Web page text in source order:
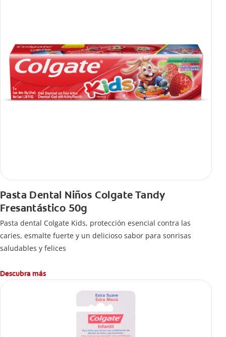
Pasta Dental Niños Colgate Tandy
Fresantástico 50g
Pasta dental Colgate Kids, protección esencial contra las
caries, esmalte fuerte y un delicioso sabor para sonrisas
saludables y felices
Descubra más